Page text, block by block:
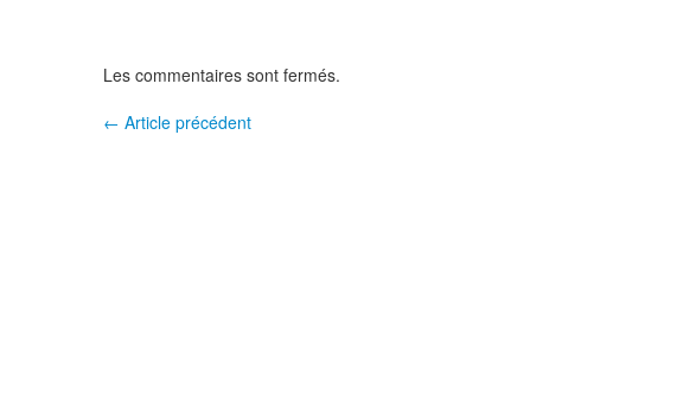
o
o
Les commentaires sont fermés.
Navigation entre les articles
← Article précédent